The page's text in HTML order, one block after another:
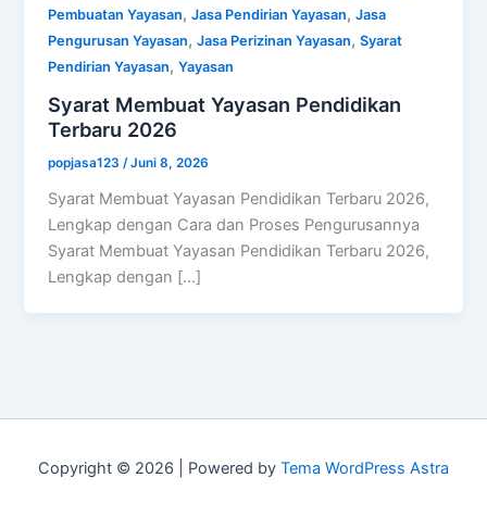
Pembuatan Yayasan,Jasa Pendirian Yayasan,Jasa
Pengurusan Yayasan,Jasa Perizinan Yayasan,Syarat
Pendirian Yayasan,Yayasan
Syarat Membuat Yayasan Pendidikan
Terbaru 2026
popjasa123 /Juni 8, 2026
Syarat Membuat Yayasan Pendidikan Terbaru 2026,
Lengkap dengan Cara dan Proses Pengurusannya
Syarat Membuat Yayasan Pendidikan Terbaru 2026,
Lengkap dengan […]
Copyright © 2026 | Powered by Tema WordPress Astra